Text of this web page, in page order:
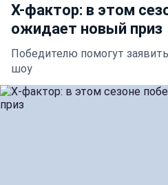
Х-фактор: в этом
ожидает новый приз
Победителю помогут
шоу